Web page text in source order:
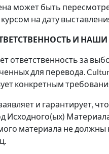
может быть
на дату
И НАШИ
ответственность за
для перевода.
конкретным
и гарантирует,
Исходного(ых)
материала не должны